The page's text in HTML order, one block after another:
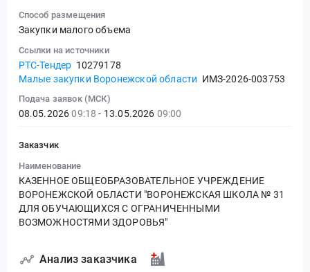
Способ размещения
Закупки малого объема
Ссылки на источники
РТС-Тендер 10279178
Малые закупки Воронежской области ИМЗ-2026-003753
Подача заявок (МСК)
08.05.202609:18 - 13.05.2026 09:00
Заказчик
Наименование
КАЗЕННОЕ ОБЩЕОБРАЗОВАТЕЛЬНОЕ УЧРЕЖДЕНИЕ
ВОРОНЕЖСКОЙ ОБЛАСТИ "ВОРОНЕЖСКАЯ ШКОЛА № 31
ДЛЯ ОБУЧАЮЩИХСЯ С ОГРАНИЧЕННЫМИ
ВОЗМОЖНОСТЯМИ ЗДОРОВЬЯ"
Анализ заказчика